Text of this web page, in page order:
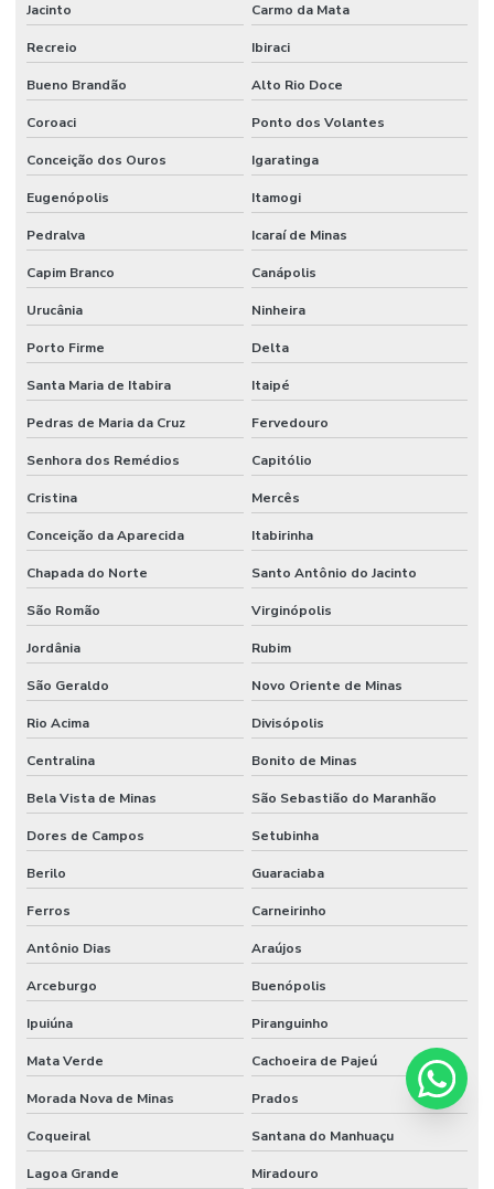
Jacinto Carmo da Mata
Recreio Ibiraci
Bueno Brandão Alto Rio Doce
Coroaci Ponto dos Volantes
Conceição dos Ouros Igaratinga
Eugenópolis Itamogi
Pedralva Icaraí de Minas
Capim Branco Canápolis
Urucânia Ninheira
Porto Firme Delta
Santa Maria de Itabira Itaipé
Pedras de Maria da Cruz Fervedouro
Senhora dos Remédios Capitólio
Cristina Mercês
Conceição da Aparecida Itabirinha
Chapada do Norte Santo Antônio do Jacinto
São Romão Virginópolis
Jordânia Rubim
São Geraldo Novo Oriente de Minas
Rio Acima Divisópolis
Centralina Bonito de Minas
Bela Vista de Minas São Sebastião do Maranhão
Dores de Campos Setubinha
Berilo Guaraciaba
Ferros Carneirinho
Antônio Dias Araújos
Arceburgo Buenópolis
Ipuiúna Piranguinho
Mata Verde Cachoeira de Pajeú
Morada Nova de Minas Prados
Coqueiral Santana do Manhuaçu
Lagoa Grande Miradouro